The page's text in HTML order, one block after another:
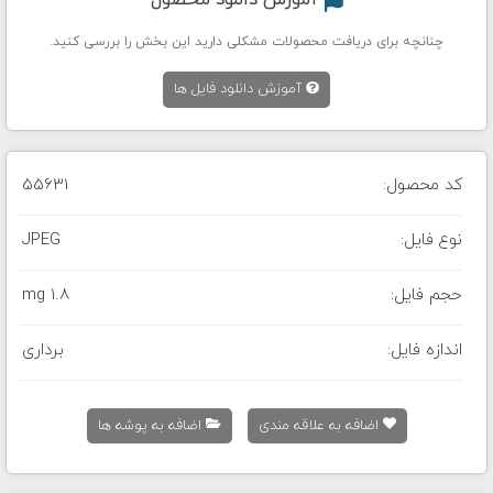
چنانچه برای دریافت محصولات مشکلی دارید این بخش را بررسی کنید.
آموزش دانلود فایل ها
کد محصول: 55631
نوع فایل: JPEG
حجم فایل: 1.8 mg
اندازه فایل: برداری
اضافه به علاقه مندی اضافه به پوشه ها